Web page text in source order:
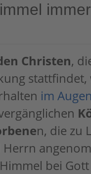
Christen,
im
n, die zu
Herrn
bei